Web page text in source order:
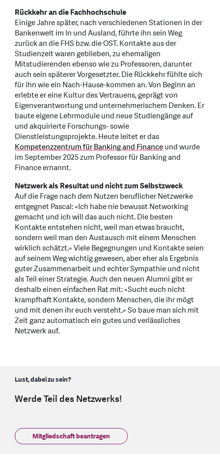
Rückkehr an die Fachhochschule
Einige Jahre später, nach verschiedenen Stationen in der
Bankenwelt im In und Ausland, führte ihn sein Weg
zurück an die FHS bzw. die OST. Kontakte aus der
Studienzeit waren geblieben, zu ehemaligen
Mitstudierenden ebenso wie zu Professoren, darunter
auch sein späterer Vorgesetzter. Die Rückkehr fühlte sich
für ihn wie ein Nach-Hause-kommen an. Von Beginn an
erlebte er eine Kultur des Vertrauens, geprägt von
Eigenverantwortung und unternehmerischem Denken. Er
baute eigene Lehrmodule und neue Studiengänge auf
und akquirierte Forschungs- sowie
Dienstleistungsprojekte. Heute leitet er das
Kompetenzzentrum für Banking and Financeund wurde
im September 2025 zum Professor für Banking and
Finance ernannt.
Netzwerk als Resultat und nicht zum Selbstzweck
Auf die Frage nach dem Nutzen beruflicher Netzwerke
entgegnet Pascal: «Ich habe nie bewusst Networking
gemacht und ich will das auch nicht. Die besten
Kontakte entstehen nicht, weil man etwas braucht,
sondern weil man den Austausch mit einem Menschen
wirklich schätzt.» Viele Begegnungen und Kontakte seien
auf seinem Weg wichtig gewesen, aber eher als Ergebnis
guter Zusammenarbeit und echter Sympathie und nicht
als Teil einer Strategie. Auch den neuen Alumni gibt er
deshalb einen einfachen Rat mit: «Sucht euch nicht
krampfhaft Kontakte, sondern Menschen, die ihr mögt
und mit denen ihr euch versteht.» So baue man sich mit
Zeit ganz automatisch ein gutes und verlässliches
Netzwerk auf.
Lust, dabei zu sein?
Werde Teil des Netzwerks!
Mitgliedschaft beantragen